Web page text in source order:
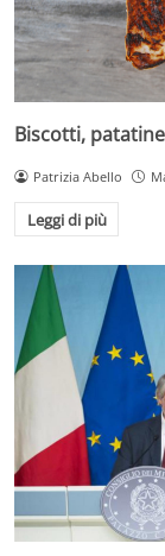
Biscotti,
Patrizia Abello
Leggi di più